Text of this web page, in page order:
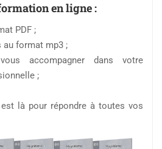
en ligne :
PDF ;
au format mp3 ;
accompagner dans votre
;
là pour répondre à toutes vos